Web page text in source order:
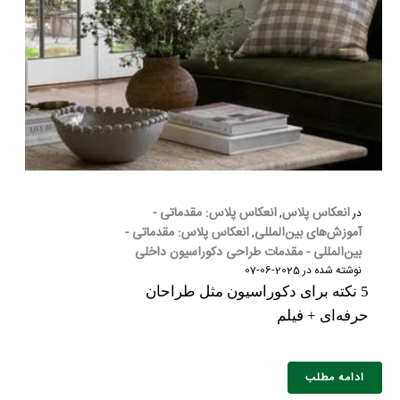
درانعکاس پلاس,انعکاس پلاس: مقدماتی -
آموزش‌های بین‌المللی,انعکاس پلاس: مقدماتی -
بین‌المللی - مقدمات طراحی دکوراسیون داخلی
نوشته شده در2025-06-07
5 نکته برای دکوراسیون مثل طراحان
حرفه‌ای + فیلم
ادامه مطلب